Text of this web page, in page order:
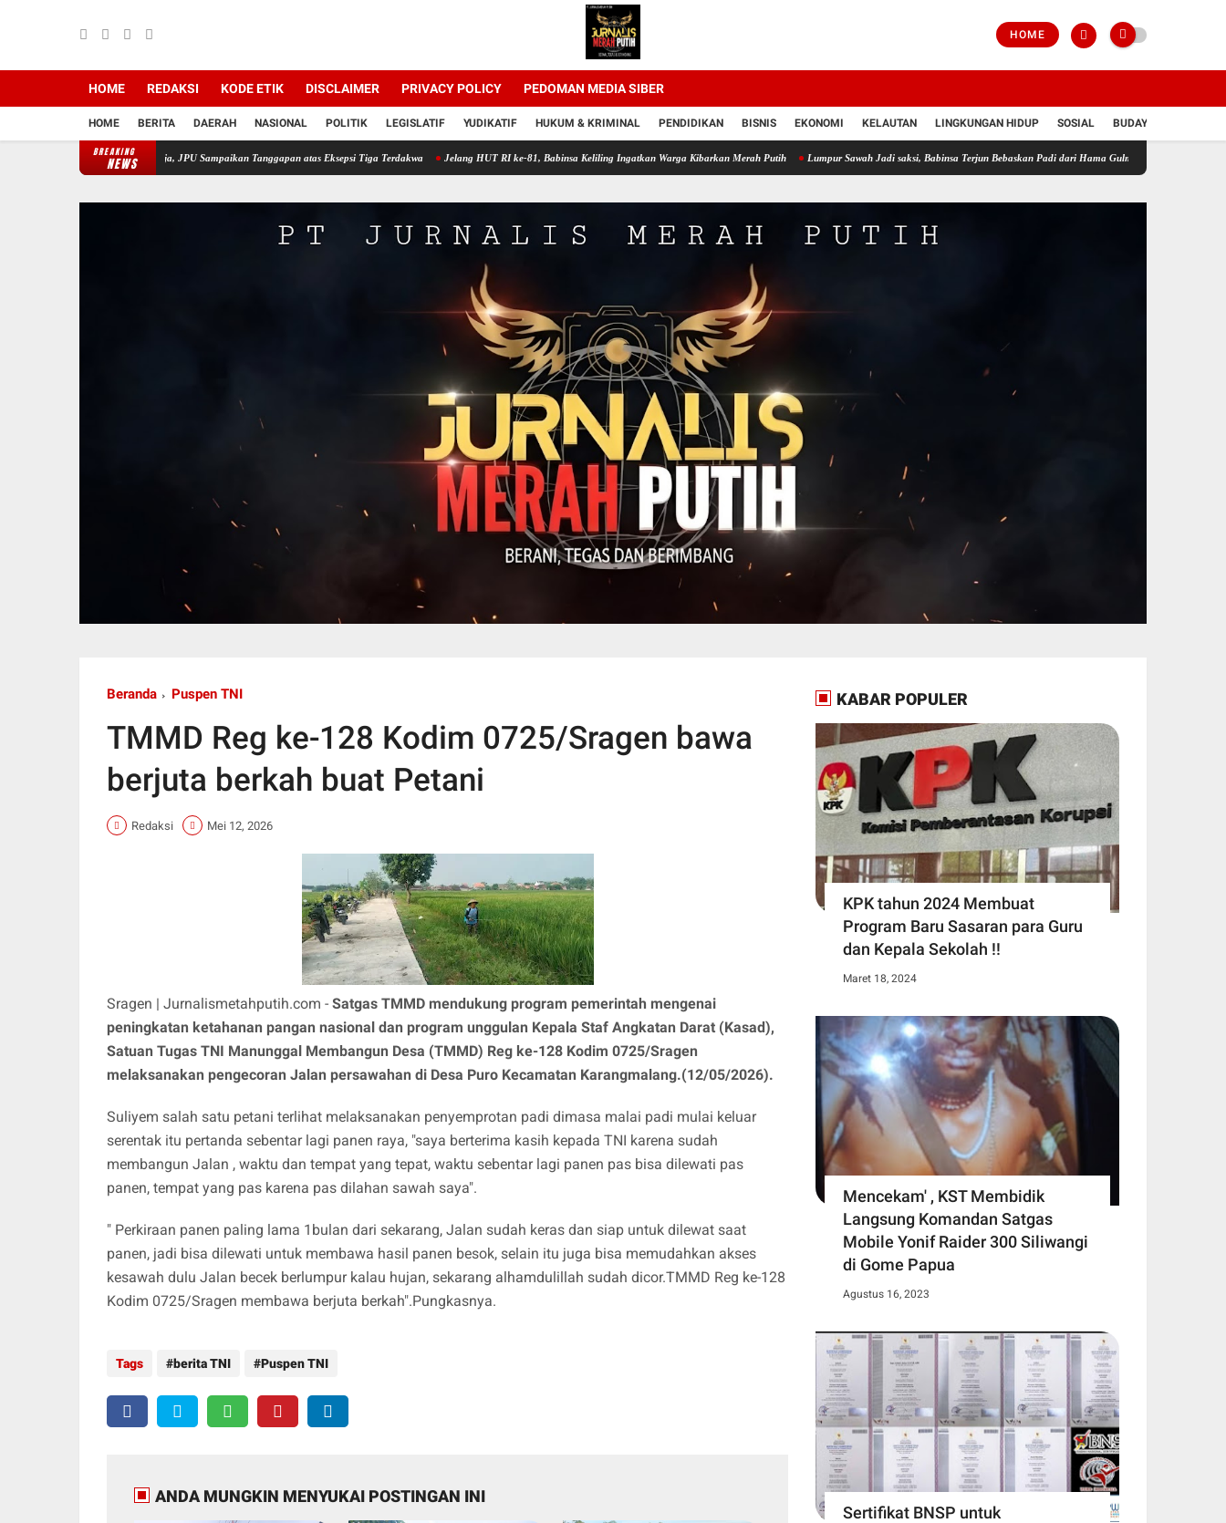
HOME
HOME REDAKSI KODE ETIK DISCLAIMER PRIVACY POLICY PEDOMAN MEDIA SIBER
HOME BERITA DAERAH NASIONAL POLITIK LEGISLATIF YUDIKATIF HUKUM & KRIMINAL PENDIDIKAN BISNIS EKONOMI KELAUTAN LINGKUNGAN HIDUP SOSIAL BUDAYA
BREAKING
NEWS
PT Semen Baturaja, JPU Sampaikan Tanggapan atas Eksepsi Tiga Terdakwa Jelang HUT RI ke-81, Babinsa Keliling Ingatkan Warga Kibarkan Merah Putih Lumpur Sawah Jadi saksi, Babinsa Terjun Bebaskan Padi dari Hama Gulma Perkuat Ketahanan
Beranda Puspen TNI
TMMD Reg ke-128 Kodim 0725/Sragen bawa
berjuta berkah buat Petani
Redaksi Mei 12, 2026
Sragen | Jurnalismetahputih.com - Satgas TMMD mendukung program pemerintah mengenai
peningkatan ketahanan pangan nasional dan program unggulan Kepala Staf Angkatan Darat (Kasad),
Satuan Tugas TNI Manunggal Membangun Desa (TMMD) Reg ke-128 Kodim 0725/Sragen
melaksanakan pengecoran Jalan persawahan di Desa Puro Kecamatan Karangmalang.(12/05/2026).
Suliyem salah satu petani terlihat melaksanakan penyemprotan padi dimasa malai padi mulai keluar
serentak itu pertanda sebentar lagi panen raya, "saya berterima kasih kepada TNI karena sudah
membangun Jalan , waktu dan tempat yang tepat, waktu sebentar lagi panen pas bisa dilewati pas
panen, tempat yang pas karena pas dilahan sawah saya".
" Perkiraan panen paling lama 1bulan dari sekarang, Jalan sudah keras dan siap untuk dilewat saat
panen, jadi bisa dilewati untuk membawa hasil panen besok, selain itu juga bisa memudahkan akses
kesawah dulu Jalan becek berlumpur kalau hujan, sekarang alhamdulillah sudah dicor.TMMD Reg ke-128
Kodim 0725/Sragen membawa berjuta berkah".Pungkasnya.
Tags berita TNI Puspen TNI
ANDA MUNGKIN MENYUKAI POSTINGAN INI
KABAR POPULER
KPK tahun 2024 Membuat
Program Baru Sasaran para Guru
dan Kepala Sekolah !!
Maret 18, 2024
Mencekam' , KST Membidik
Langsung Komandan Satgas
Mobile Yonif Raider 300 Siliwangi
di Gome Papua
Agustus 16, 2023
Sertifikat BNSP untuk